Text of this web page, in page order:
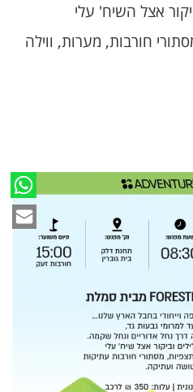
אצל השיח' עלי
חורבות, מערות, ווילה